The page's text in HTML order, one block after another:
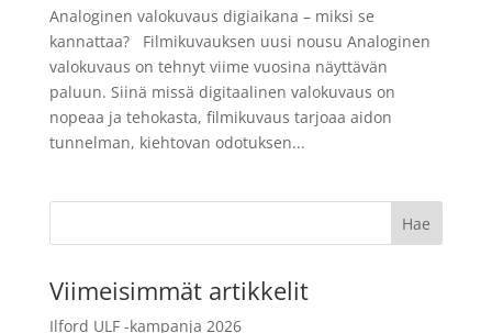
Analoginen valokuvaus digiaikana – miksi se
kannattaa? Filmikuvauksen uusi nousu Analoginen
valokuvaus on tehnyt viime vuosina näyttävän
paluun. Siinä missä digitaalinen valokuvaus on
nopeaa ja tehokasta, filmikuvaus tarjoaa aidon
tunnelman, kiehtovan odotuksen...
Viimeisimmät artikkelit
Ilford ULF -kampanja 2026